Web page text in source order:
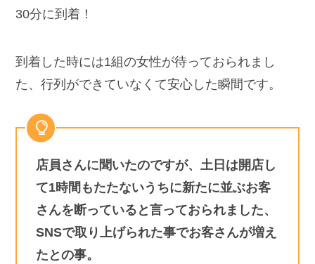
30分に到着！
到着した時には1組の女性が待っておられまし
た、行列ができていなくて安心した瞬間です。
店員さんに聞いたのですが、土日は開店し
て1時間もたたないうちに新たに並ぶお客
さんを断っていると言っておられました、
SNSで取り上げられた事でお客さんが増え
たとの事。